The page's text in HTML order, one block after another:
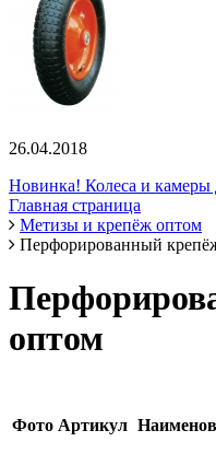
26.04.2018
Новинка! Колеса и камеры
Главная страница
Метизы и крепёж оптом
Перфорированный
оптом
Фото Артикул